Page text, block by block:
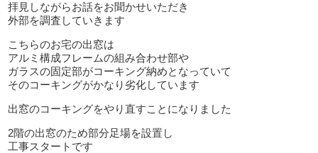
拝見しながらお話をお聞かせいただき
外部を調査していきます
こちらのお宅の出窓は
アルミ構成フレームの組み合わせ部や
ガラスの固定部がコーキング納めとなっていて
そのコーキングがかなり劣化しています
出窓のコーキングをやり直すことになりました
2階の出窓のため部分足場を設置し
工事スタートです